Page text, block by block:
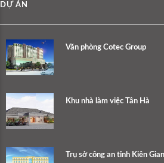
DỰ ÁN
Văn phòng Cotec Group
Khu nhà làm việc Tân Hà
Trụ sở công an tỉnh Kiên